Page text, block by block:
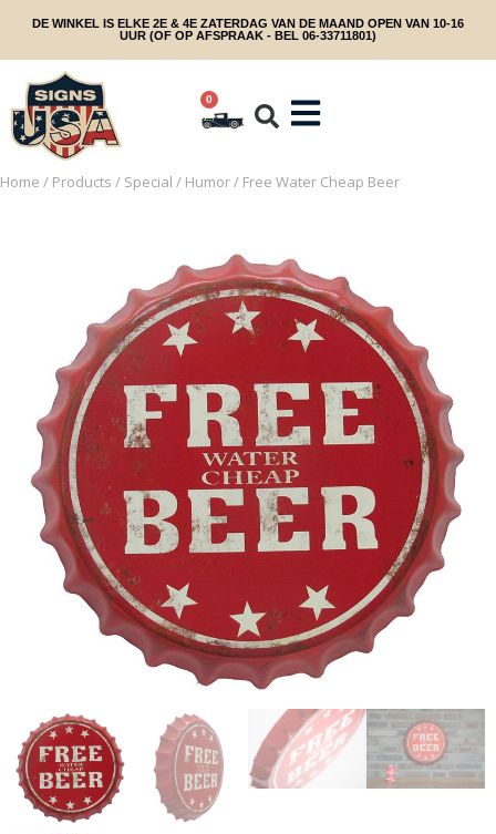
DE WINKEL IS ELKE 2E & 4E ZATERDAG VAN DE MAAND OPEN VAN 10-16
UUR (OF OP AFSPRAAK - BEL 06-33711801)
0
Home / Products / Special / Humor/ Free Water Cheap Beer